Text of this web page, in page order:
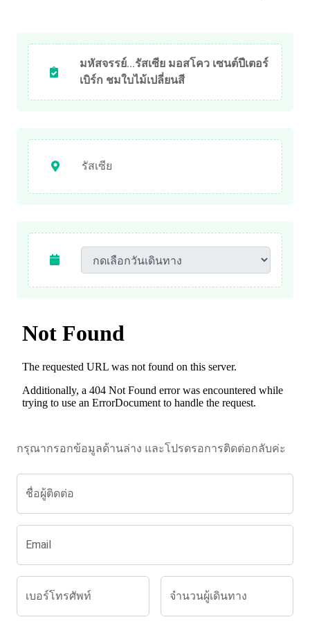
มหัสจรรย์...รัสเซีย มอสโคว เซนต์ปีเตอร์
เบิร์ก ชมใบไม้เปลี่ยนสี
รัสเซีย
กรุณากรอกข้อมูลด้านล่าง และโปรดรอการติดต่อกลับค่ะ
ชื่อผู้ติดต่อ
Email
เบอร์โทรศัพท์ จำนวนผู้เดินทาง